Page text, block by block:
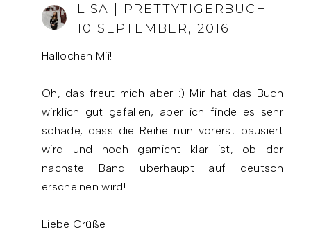
LISA | PRETTYTIGERBUCH
10 SEPTEMBER, 2016
Hallöchen Mii!
Oh, das freut mich aber :) Mir hat das Buch
wirklich gut gefallen, aber ich finde es sehr
schade, dass die Reihe nun vorerst pausiert
wird und noch garnicht klar ist, ob der
nächste Band überhaupt auf deutsch
erscheinen wird!
Liebe Grüße